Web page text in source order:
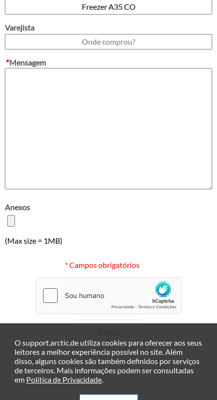
Varejista
*Mensagem
Anexos
(Max size = 1MB)
* Campos obrigatórios
O support.arctic.de utiliza cookies para oferecer aos seus
leitores a melhor experiência possível no site. Além
disso, alguns cookies são também definidos por serviços
de terceiros. Mais informações podem ser consultadas
em Política de Privacidade.